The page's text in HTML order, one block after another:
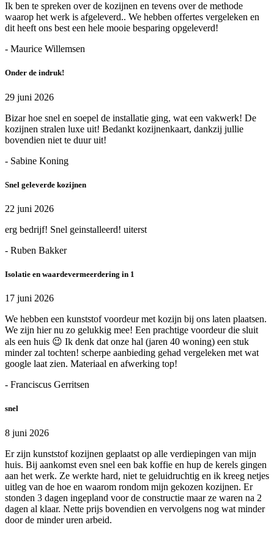
Ik ben te spreken over de kozijnen en tevens over de methode
waarop het werk is afgeleverd.. We hebben offertes vergeleken en
dit heeft ons best een hele mooie besparing opgeleverd!
- Maurice Willemsen
Onder de indruk!
29 juni 2026
Bizar hoe snel en soepel de installatie ging, wat een vakwerk! De
kozijnen stralen luxe uit! Bedankt kozijnenkaart, dankzij jullie
bovendien niet te duur uit!
- Sabine Koning
Snel geleverde kozijnen
22 juni 2026
erg bedrijf! Snel geinstalleerd! uiterst
- Ruben Bakker
Isolatie en waardevermeerdering in 1
17 juni 2026
We hebben een kunststof voordeur met kozijn bij ons laten plaatsen.
We zijn hier nu zo gelukkig mee! Een prachtige voordeur die sluit
als een huis 😉 Ik denk dat onze hal (jaren 40 woning) een stuk
minder zal tochten! scherpe aanbieding gehad vergeleken met wat
google laat zien. Materiaal en afwerking top!
- Franciscus Gerritsen
snel
8 juni 2026
Er zijn kunststof kozijnen geplaatst op alle verdiepingen van mijn
huis. Bij aankomst even snel een bak koffie en hup de kerels gingen
aan het werk. Ze werkte hard, niet te geluidruchtig en ik kreeg netjes
uitleg van de hoe en waarom rondom mijn gekozen kozijnen. Er
stonden 3 dagen ingepland voor de constructie maar ze waren na 2
dagen al klaar. Nette prijs bovendien en vervolgens nog wat minder
door de minder uren arbeid.